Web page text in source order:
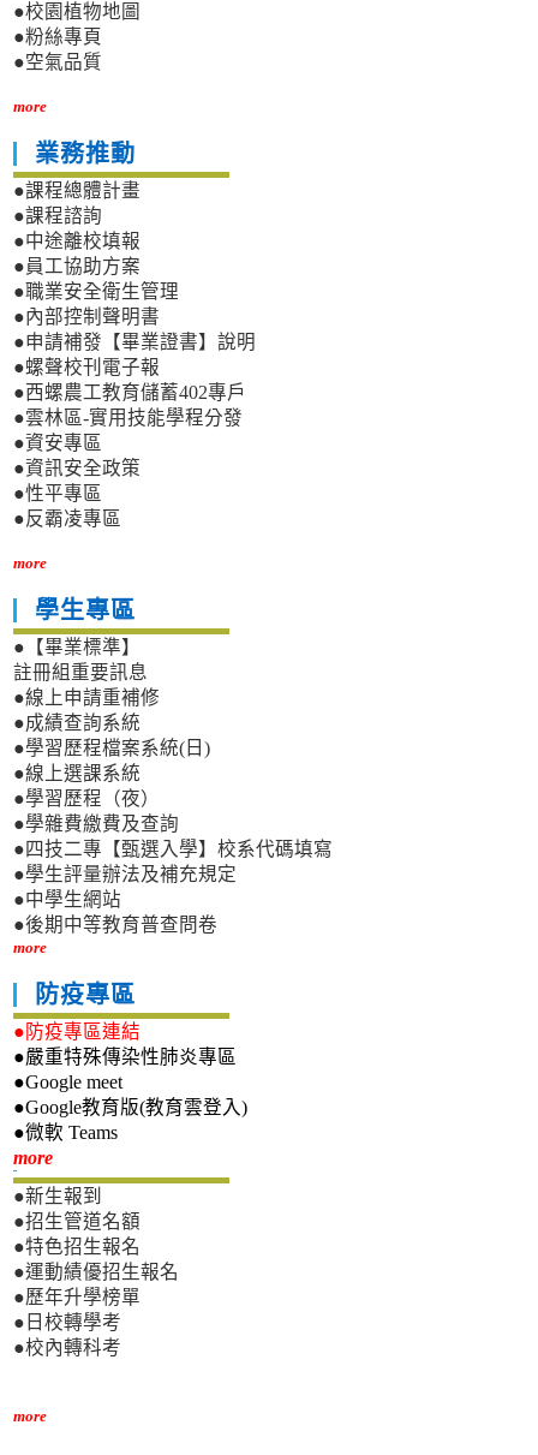
●校園植物地圖
●粉絲專頁
●空氣品質
more
業務推動
●課程總體計畫
●課程諮詢
●中途離校填報
●員工協助方案
●職業安全衛生管理
●內部控制聲明書
●申請補發【畢業證書】說明
●螺聲校刊電子報
●西螺農工教育儲蓄402專戶
●雲林區-實用技能學程分發
●資安專區
●資訊安全政策
●性平專區
●反霸凌專區
more
學生專區
●【畢業標準】
註冊組重要訊息
●線上申請重補修
●成績查詢系統
●學習歷程檔案系統(日)
●線上選課系統
●學習歷程（夜）
●學雜費繳費及查詢
●四技二專【甄選入學】校系代碼填寫
●學生評量辦法及補充規定
●中學生網站
●後期中等教育普查問卷
more
防疫專區
●防疫專區連結
●嚴重特殊傳染性肺炎專區
●Google meet
●Google教育版(教育雲登入)
●微軟 Teams
more新生專區
●新生報到
●招生管道名額
●特色招生報名
●運動績優招生報名
●歷年升學榜單
●日校轉學考
●校內轉科考
more